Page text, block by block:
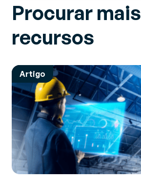
Procurar mais
recursos
Artigo